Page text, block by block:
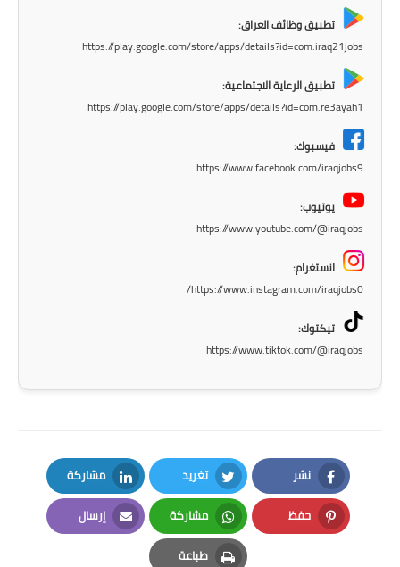
المرحلة الاعدادية
العامة
تطبيق وظائف العراق:
https://play.google.com/store/apps/details?id=com.iraq21jobs
تطبيق الرعاية الاجتماعية:
https://play.google.com/store/apps/details?id=com.re3ayah1
فيسبوك:
https://www.facebook.com/iraqjobs9
يوتيوب:
https://www.youtube.com/@iraqjobs
انستغرام:
https://www.instagram.com/iraqjobs0/
تيكتوك:
https://www.tiktok.com/@iraqjobs
نشر
Facebook
تغريد
Twitter
مشاركة
LinkedIn
حفظ
Pinterest
مشاركة
Whatsapp
إرسال
Email
طباعة